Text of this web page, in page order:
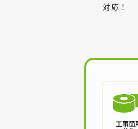
対応！
工事箇